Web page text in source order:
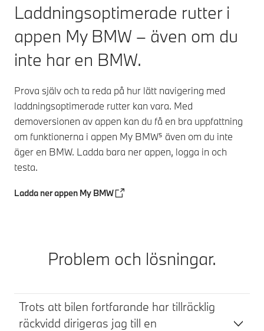
Laddningsoptimerade rutter i
appen My BMW – även om du
inte har en BMW.
Prova själv och ta reda på hur lätt navigering med
laddningsoptimerade rutter kan vara. Med
demoversionen av appen kan du få en bra uppfattning
om funktionerna i appen My BMW⁵ även om du inte
äger en BMW. Ladda bara ner appen, logga in och
testa.
Ladda ner appen My BMW
Problem och lösningar.
Trots att bilen fortfarande har tillräcklig
räckvidd dirigeras jag till en